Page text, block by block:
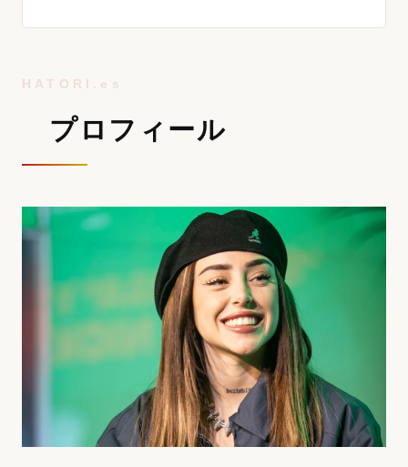
プロフィール